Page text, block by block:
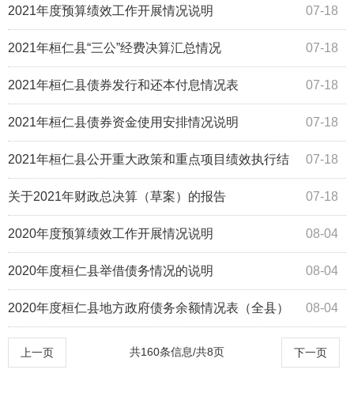
07-18
2021年度预算绩效工作开展情况说明
07-18
2021年桓仁县“三公”经费决算汇总情况
07-18
2021年桓仁县债券发行和还本付息情况表
07-18
2021年桓仁县债券资金使用安排情况说明
07-18
2021年桓仁县公开重大政策和重点项目绩效执行结
果情况说明 07-18
关于2021年财政总决算（草案）的报告
08-04
2020年度预算绩效工作开展情况说明
08-04
2020年度桓仁县举借债务情况的说明
08-04
2020年度桓仁县地方政府债务余额情况表（全县）
上一页 下一页
共160条信息/共8页